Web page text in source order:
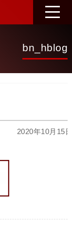
bn_hblog
2020年10月15